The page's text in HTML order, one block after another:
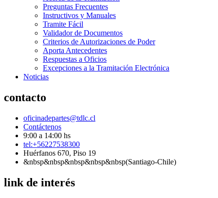
Preguntas Frecuentes
Instructivos y Manuales
Tramite Fácil
Validador de Documentos
Criterios de Autorizaciones de Poder
Aporta Antecedentes
Respuestas a Oficios
Excepciones a la Tramitación Electrónica
Noticias
contacto
oficinadepartes@tdlc.cl
Contáctenos
9:00 a 14:00 hs
tel:+56227538300
Huérfanos 670, Piso 19
&nbsp&nbsp&nbsp&nbsp&nbsp(Santiago-Chile)
link de interés